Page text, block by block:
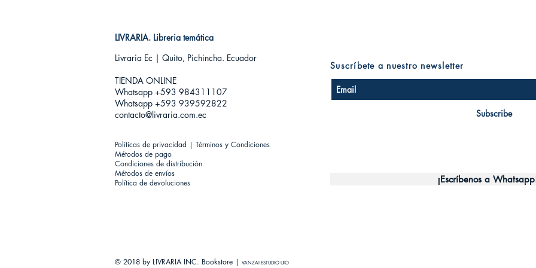
LIVRARIA. Libreria temática
Livraria Ec | Quito, Pichincha. Ecuador
TIENDA ONLINE​
Whatsapp +593 984311107
Whatsapp +593 939592822
contacto@livraria.com.ec
Políticas de privacidad | Términos y Condiciones
Métodos de pago
Condiciones de distribución
Métodos de envíos
Política de devoluciones
Subscribe
Suscríbete a nuestro newsletter
¡Escríbenos a
© 2018 by LIVRARIA INC. Bookstore | VANZAI ESTUDIO UIO